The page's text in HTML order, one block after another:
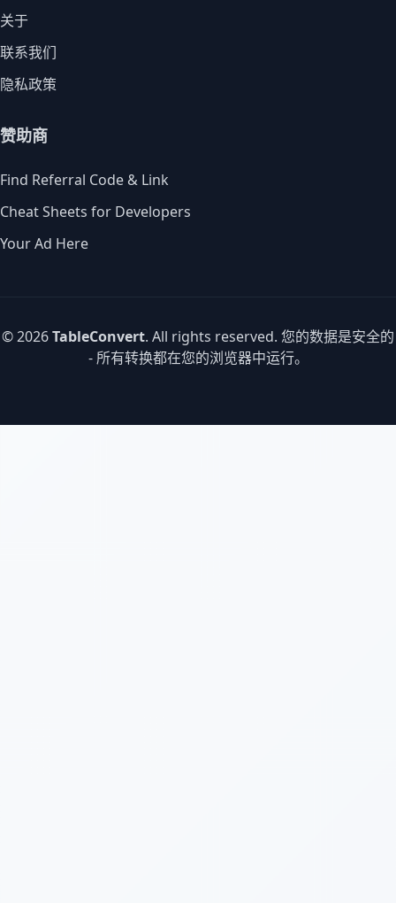
关于
联系我们
隐私政策
赞助商
Find Referral Code & Link
Cheat Sheets for Developers
Your Ad Here
© 2026TableConvert. All rights reserved. 您的数据是安全的
- 所有转换都在您的浏览器中运行。